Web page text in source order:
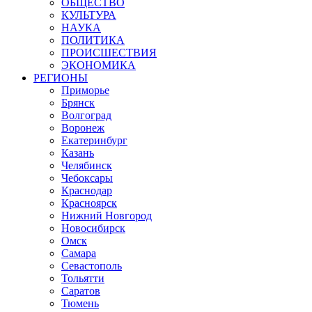
ОБЩЕСТВО
КУЛЬТУРА
НАУКА
ПОЛИТИКА
ПРОИСШЕСТВИЯ
ЭКОНОМИКА
РЕГИОНЫ
Приморье
Брянск
Волгоград
Воронеж
Екатеринбург
Казань
Челябинск
Чебоксары
Краснодар
Красноярск
Нижний Новгород
Новосибирск
Омск
Самара
Севастополь
Тольятти
Саратов
Тюмень